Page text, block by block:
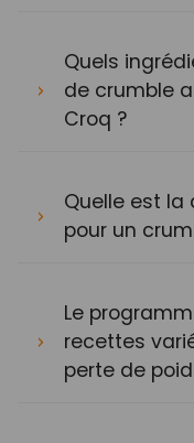
Quels
de crumble
Croq ?
Quelle est la
pour un
Le
recettes
perte de